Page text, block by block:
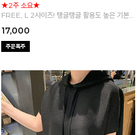
★2주 소요★
FREE, L 2사이즈! 탱글탱글 활용도 높은 기본
17,000